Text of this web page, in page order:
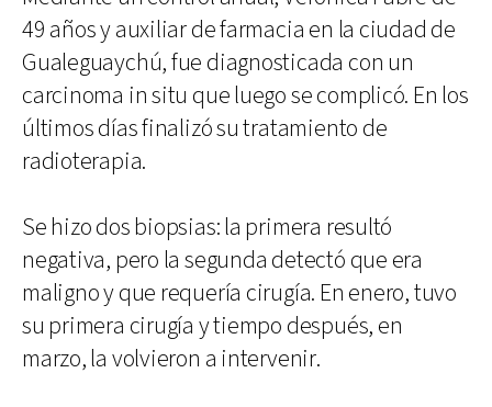
49 años y auxiliar de farmacia en la ciudad de
Gualeguaychú, fue diagnosticada con un
carcinoma in situ que luego se complicó. En los
últimos días finalizó su tratamiento de
radioterapia.
Se hizo dos biopsias: la primera resultó
negativa, pero la segunda detectó que era
maligno y que requería cirugía. En enero, tuvo
su primera cirugía y tiempo después, en
marzo, la volvieron a intervenir.